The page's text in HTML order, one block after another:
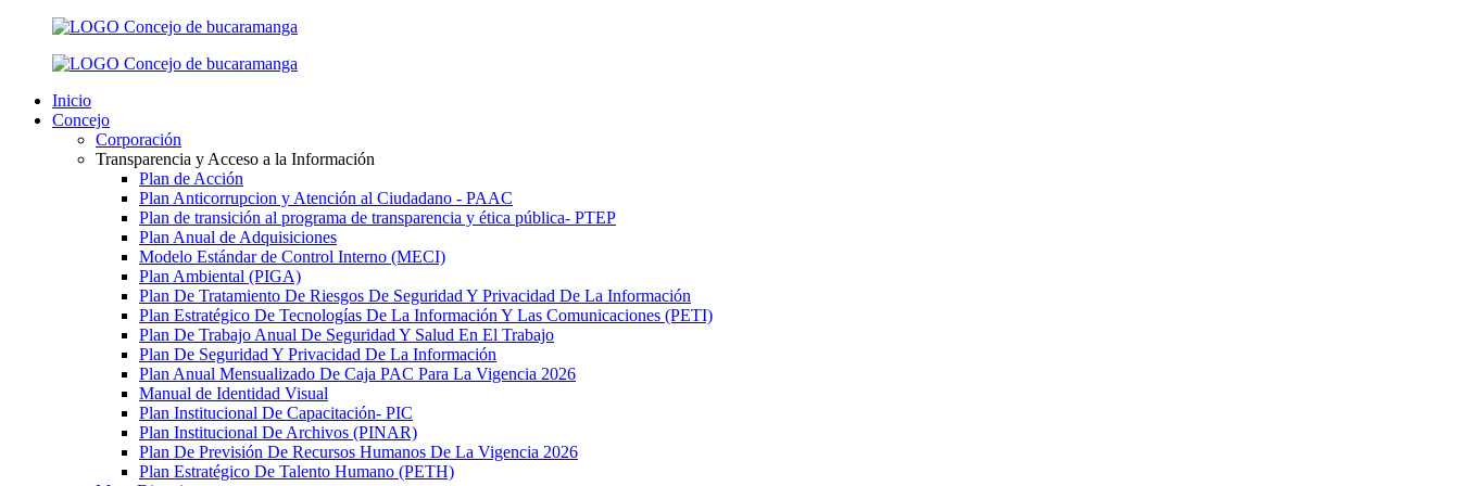
Inicio
Concejo
Corporación
Transparencia y Acceso a la Información
Plan de Acción
Plan Anticorrupcion y Atención al Ciudadano - PAAC
Plan de transición al programa de transparencia y ética pública- РТЕР
Plan Anual de Adquisiciones
Modelo Estándar de Control Interno (MECI)
Plan Ambiental (PIGA)
Plan De Tratamiento De Riesgos De Seguridad Y Privacidad De La Información
Plan Estratégico De Tecnologías De La Información Y Las Comunicaciones (PETI)
Plan De Trabajo Anual De Seguridad Y Salud En El Trabajo
Plan De Seguridad Y Privacidad De La Información
Plan Anual Mensualizado De Caja PAC Para La Vigencia 2026
Manual de Identidad Visual
Plan Institucional De Capacitación- PIC
Plan Institucional De Archivos (PINAR)
Plan De Previsión De Recursos Humanos De La Vigencia 2026
Plan Estratégico De Talento Humano (PETH)